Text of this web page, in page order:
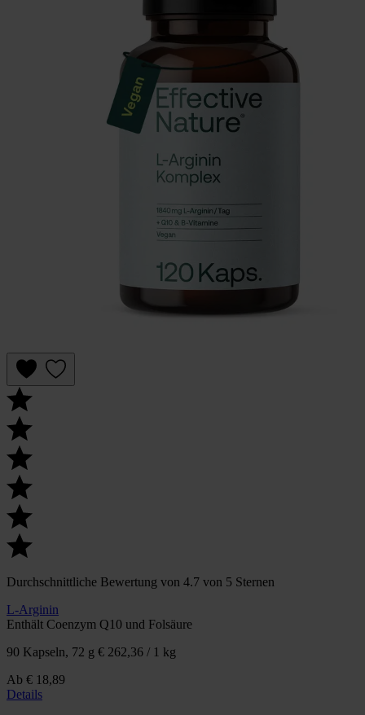
Durchschnittliche Bewertung von 4.7 von 5 Sternen
L-Arginin
Enthält Coenzym Q10 und Folsäure
90 Kapseln, 72 g € 262,36 / 1 kg
Ab € 18,89
Details